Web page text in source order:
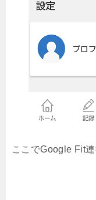
ここでGoogle Fit